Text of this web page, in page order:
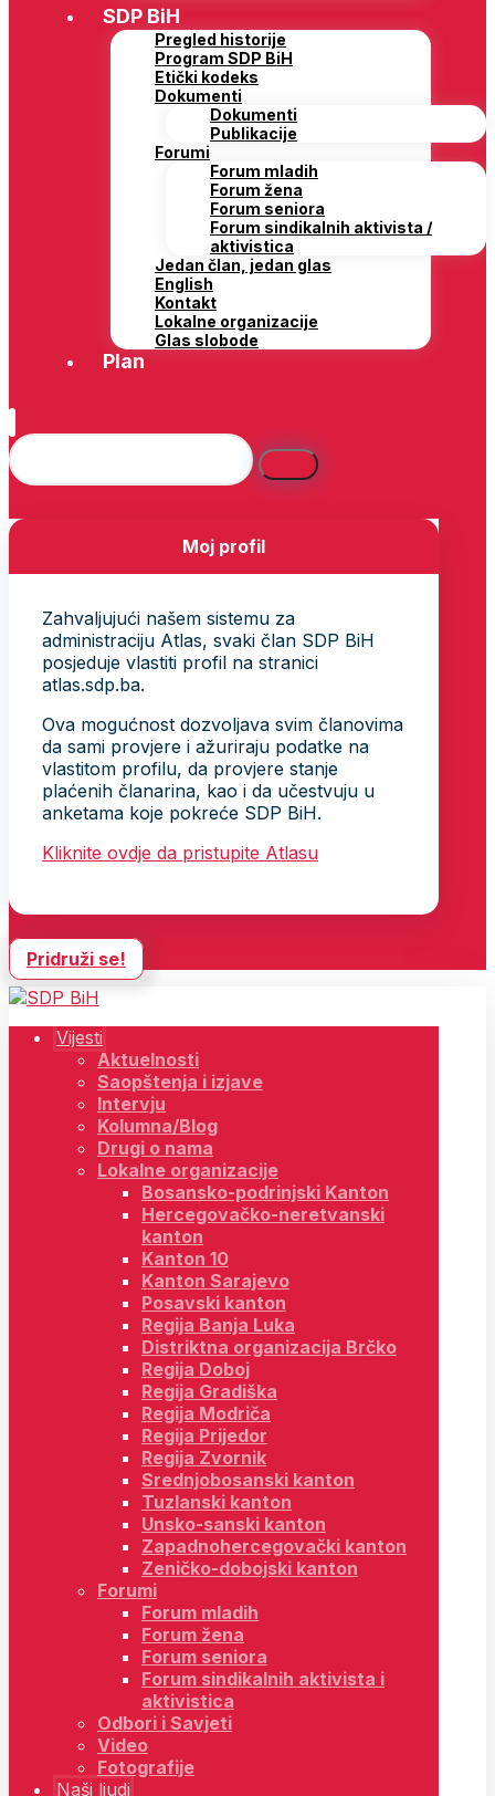
SDP BiH
Pregled historije
Program SDP BiH
Etički kodeks
Dokumenti
Dokumenti
Publikacije
Forumi
Forum mladih
Forum žena
Forum seniora
Forum sindikalnih aktivista /
aktivistica
Jedan član, jedan glas
English
Kontakt
Lokalne organizacije
Glas slobode
Plan
Moj profil
Zahvaljujući našem sistemu za
administraciju Atlas, svaki član SDP BiH
posjeduje vlastiti profil na stranici
atlas.sdp.ba.
Ova mogućnost dozvoljava svim članovima
da sami provjere i ažuriraju podatke na
vlastitom profilu, da provjere stanje
plaćenih članarina, kao i da učestvuju u
anketama koje pokreće SDP BiH.
Kliknite ovdje da pristupite Atlasu
Pridruži se!
Vijesti
Aktuelnosti
Saopštenja i izjave
Intervju
Kolumna/Blog
Drugi o nama
Lokalne organizacije
Bosansko-podrinjski Kanton
Hercegovačko-neretvanski
kanton
Kanton 10
Kanton Sarajevo
Posavski kanton
Regija Banja Luka
Distriktna organizacija Brčko
Regija Doboj
Regija Gradiška
Regija Modriča
Regija Prijedor
Regija Zvornik
Srednjobosanski kanton
Tuzlanski kanton
Unsko-sanski kanton
Zapadnohercegovački kanton
Zeničko-dobojski kanton
Forumi
Forum mladih
Forum žena
Forum seniora
Forum sindikalnih aktivista i
aktivistica
Odbori i Savjeti
Video
Fotografije
Naši ljudi